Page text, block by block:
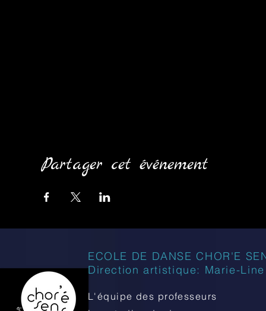
Partager cet événement
ECOLE DE DANSE CHOR'E
Direction artistique: Marie-
L'équipe des professeurs